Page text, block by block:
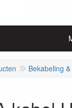
Bekabeling